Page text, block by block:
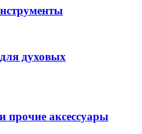
духовых
аксессуары